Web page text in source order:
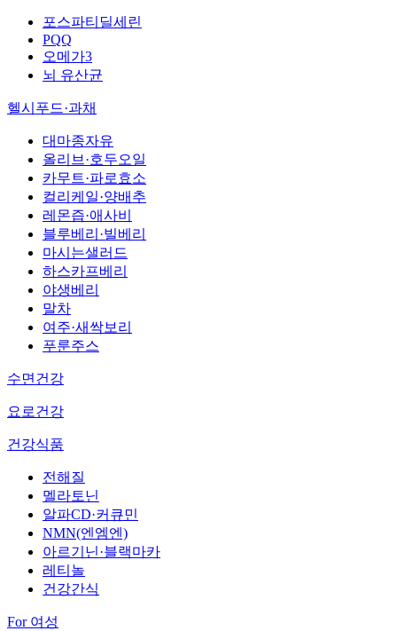
포스파티딜세린
PQQ
오메가3
뇌 유산균
헬시푸드·과채
대마종자유
올리브·호두오일
카무트·파로효소
컬리케일·양배추
레몬즙·애사비
블루베리·빌베리
마시는샐러드
하스카프베리
야생베리
말차
여주·새싹보리
푸룬주스
수면건강
요로건강
건강식품
전해질
멜라토닌
알파CD·커큐민
NMN(엔엠엔)
아르기닌·블랙마카
레티놀
건강간식
For 여성